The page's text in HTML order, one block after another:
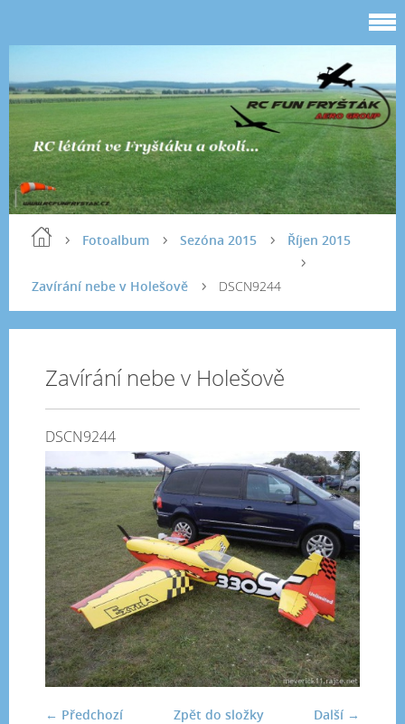
Fotoalbum Sezóna 2015 Říjen 2015
Zavírání nebe v Holešově DSCN9244
Zavírání nebe v Holešově
DSCN9244
← Předchozí Další →
Zpět do složky